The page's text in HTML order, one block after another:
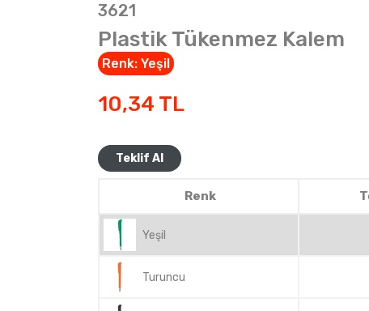
3621
Plastik Tükenmez Kalem
Renk: Yeşil
10,34 TL
Teklif Al
Renk
Yeşil
Turuncu